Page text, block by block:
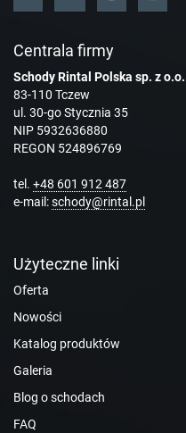
Centrala firmy
Schody Rintal Polska sp. z o.o.
83-110 Tczew
ul. 30-go Stycznia 35
NIP 5932636880
REGON 524896769
tel. +48 601 912 487
e-mail:schody@rintal.pl
Użyteczne linki
Oferta
Nowości
Katalog produktów
Galeria
Blog o schodach
FAQ